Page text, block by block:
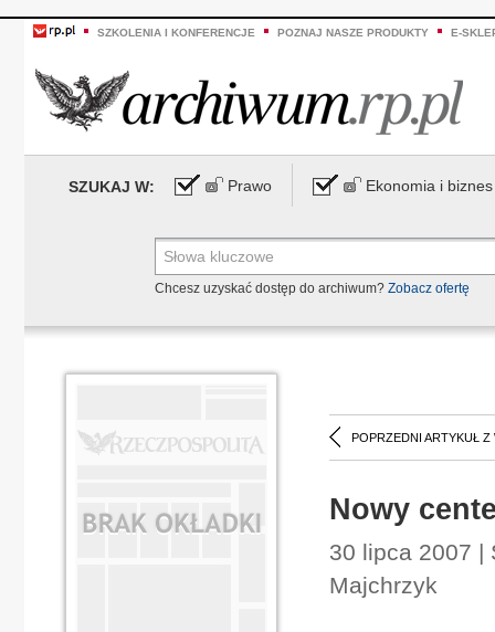
SZKOLENIA I KONFERENCJE POZNAJ NASZE PRODUKTY E-
SZUKAJ W: Prawo Ekonomia i biznes
Chcesz uzyskać dostęp do archiwum? Zobacz ofertę
POPRZEDNI ARTYKUŁ Z
Nowy
30 lipca 2007 |
Majchrzyk